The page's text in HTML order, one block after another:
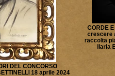
DEL CONCORSO
18 aprile 2024
CORDE
crescere
raccolta
Ilaria